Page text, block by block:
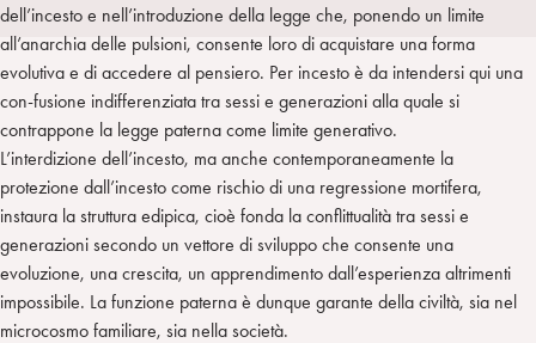
a d
i
n
t
t
e
r
r
a
m
dell’incesto e nell’introduzione della legge che, ponendo un limite
all’anarchia delle pulsioni, consente loro di acquistare una forma
evolutiva e di accedere al pensiero. Per incesto è da intendersi qui una
con-fusione indifferenziata tra sessi e generazioni alla quale si
contrappone la legge paterna come limite generativo.
L’interdizione dell’incesto, ma anche contemporaneamente la
protezione dall’incesto come rischio di una regressione mortifera,
instaura la struttura edipica, cioè fonda la conflittualità tra sessi e
generazioni secondo un vettore di sviluppo che consente una
evoluzione, una crescita, un apprendimento dall’esperienza altrimenti
impossibile. La funzione paterna è dunque garante della civiltà, sia nel
microcosmo familiare, sia nella società.